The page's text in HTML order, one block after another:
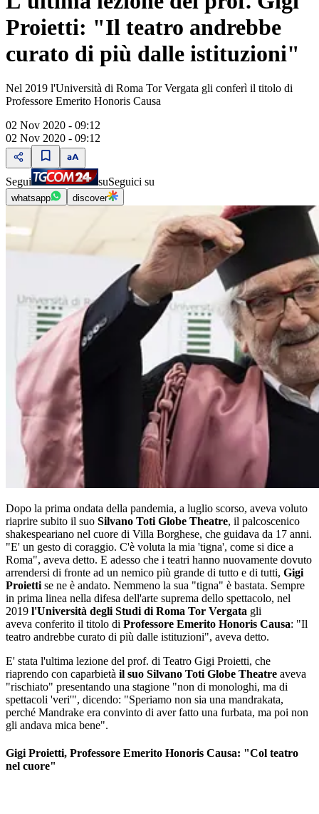
Proietti: "Il teatro andrebbe
curato di più dalle istituzioni"
Nel 2019 l'Università di Roma Tor Vergata gli conferì il titolo di
Professore Emerito Honoris Causa
02 Nov 2020 - 09:12
02 Nov 2020 - 09:12
Segui suSeguici su
whatsapp discover
Dopo la prima ondata della pandemia, a luglio scorso, aveva voluto
riaprire subito il suo Silvano Toti Globe Theatre, il palcoscenico
shakespeariano nel cuore di Villa Borghese, che guidava da 17 anni.
"E' un gesto di coraggio. C'è voluta la mia 'tigna', come si dice a
Roma", aveva detto. E adesso che i teatri hanno nuovamente dovuto
arrendersi di fronte ad un nemico più grande di tutto e di tutti, Gigi
Proietti se ne è andato. Nemmeno la sua "tigna" è bastata. Sempre
in prima linea nella difesa dell'arte suprema dello spettacolo, nel
2019 l'Università degli Studi di Roma Tor Vergata gli
aveva conferito il titolo di Professore Emerito Honoris Causa: "Il
teatro andrebbe curato di più dalle istituzioni", aveva detto.
E' stata l'ultima lezione del prof. di Teatro Gigi Proietti, che
riaprendo con caparbietà il suo Silvano Toti Globe Theatre aveva
"rischiato" presentando una stagione "non di monologhi, ma di
spettacoli 'veri'", dicendo: "Speriamo non sia una mandrakata,
perché Mandrake era convinto di aver fatto una furbata, ma poi non
gli andava mica bene".
Gigi Proietti, Professore Emerito Honoris Causa: "Col teatro
nel cuore"